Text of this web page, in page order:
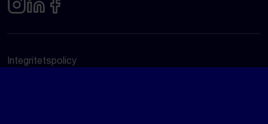
Integritetspolicy